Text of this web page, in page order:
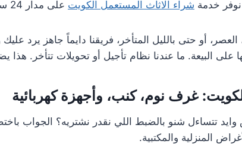
خدمة شراء الاثاث المستعمل الكويت على مدار 24 ساعة وطوال أيام الأسبوع.
أو حتى بالليل المتأخر، فريقنا دايماً جاهز يرد
البيعة. ما عندنا نظام تأجيل أو تحويلات تتأخر.
غرف نوم، كنب، وأجهزة كهربائية
تتساءل شنو بالضبط اللي نقدر نشتريه؟ الجواب
المنزلية والمكتبية.